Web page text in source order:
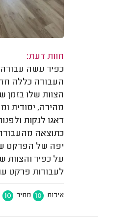
חוות דעת:
כפיר עשה עבודה
העבודה כללה
הצוות שלו בזמן
מהירה, יסודית
דאגו לנקות
כתוצאה
יפה של הפרקט
על כפיר והצוות
לעבודות פרקט
איכות 10 מחיר 10